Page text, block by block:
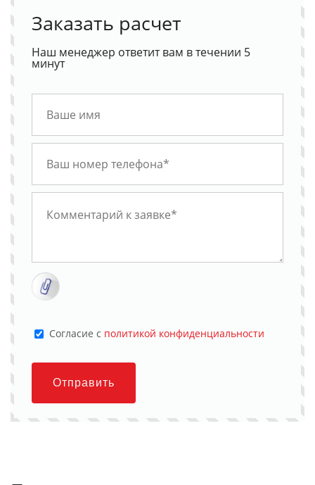
Заказать расчет
Наш менеджер ответит вам в течении 5
минут
Cогласие с политикой конфиденциальности
Отправить